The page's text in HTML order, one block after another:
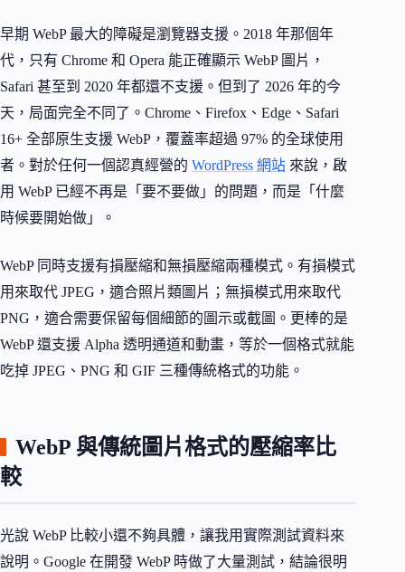
早期 WebP 最大的障礙是瀏覽器支援。2018 年那個年
代，只有 Chrome 和 Opera 能正確顯示 WebP 圖片，
Safari 甚至到 2020 年都還不支援。但到了 2026 年的今
天，局面完全不同了。Chrome、Firefox、Edge、Safari
16+ 全部原生支援 WebP，覆蓋率超過 97% 的全球使用
者。對於任何一個認真經營的 WordPress 網站 來說，啟
用 WebP 已經不再是「要不要做」的問題，而是「什麼
時候要開始做」。
WebP 同時支援有損壓縮和無損壓縮兩種模式。有損模式
用來取代 JPEG，適合照片類圖片；無損模式用來取代
PNG，適合需要保留每個細節的圖示或截圖。更棒的是
WebP 還支援 Alpha 透明通道和動畫，等於一個格式就能
吃掉 JPEG、PNG 和 GIF 三種傳統格式的功能。
WebP 與傳統圖片格式的壓縮率比
較
光說 WebP 比較小還不夠具體，讓我用實際測試資料來
說明。Google 在開發 WebP 時做了大量測試，結論很明